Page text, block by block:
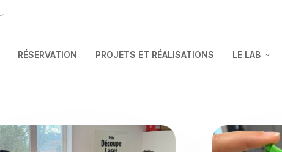
RÉSERVATION PROJETS ET RÉALISATIONS LE LAB